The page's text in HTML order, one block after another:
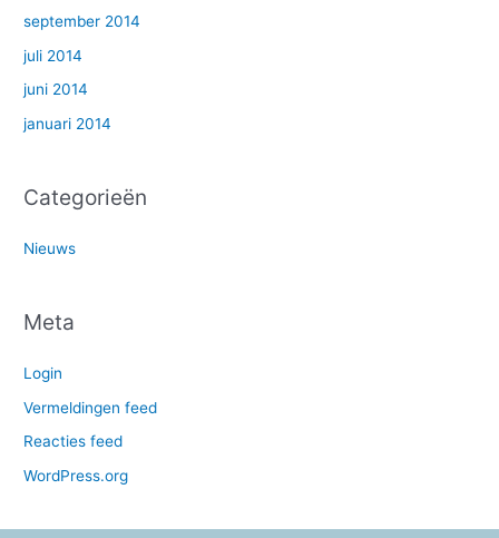
september 2014
juli 2014
juni 2014
januari 2014
Categorieën
Nieuws
Meta
Login
Vermeldingen feed
Reacties feed
WordPress.org